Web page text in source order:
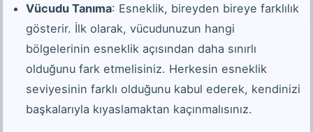
Vücudu Tanıma: Esneklik, bireyden bireye farklılık
gösterir. İlk olarak, vücudunuzun hangi
bölgelerinin esneklik açısından daha sınırlı
olduğunu fark etmelisiniz. Herkesin esneklik
seviyesinin farklı olduğunu kabul ederek, kendinizi
başkalarıyla kıyaslamaktan kaçınmalısınız.